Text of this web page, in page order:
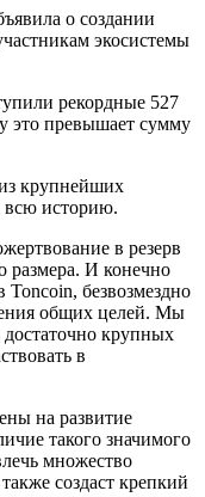
о создании
экосистемы
рекордные 527
это превышает сумму
крупнейших
всю историю.
в резерв
размера. И конечно
безвозмездно
общих целей. Мы
достаточно крупных
в
на развитие
такого значимого
множество
создаст крепкий